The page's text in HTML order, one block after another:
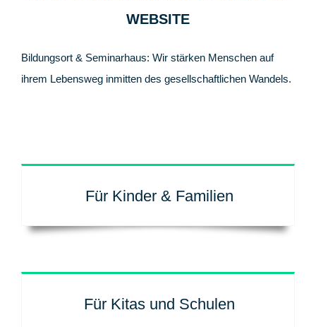
WEBSITE
Bildungsort & Seminarhaus: Wir stärken Menschen auf
ihrem Lebensweg inmitten des gesellschaftlichen Wandels.
Für Kinder & Familien
Für Kitas und Schulen